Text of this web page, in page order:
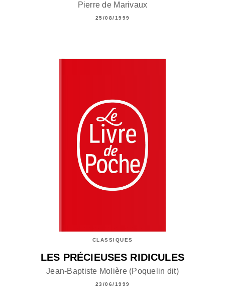
Pierre de Marivaux
25/08/1999
CLASSIQUES
LES PRÉCIEUSES RIDICULES
Jean-Baptiste Molière (Poquelin dit)
23/06/1999